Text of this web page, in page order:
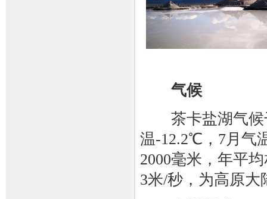
气候
茶卡盐湖气候
温-12.2℃，7月气
2000毫米，年平
3米/秒，为高原大